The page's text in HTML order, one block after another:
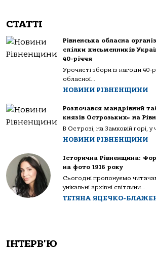
СТАТТІ
Рівненська обласна
спілки письменників
40-річчя
Урочисті збори із нагоди 40-
обласної...
НОВИНИ РІВНЕНЩИНИ
Розпочався мандрівний
князів Острозьких» на
В Острозі, на Замковій горі, у
НОВИНИ РІВНЕНЩИНИ
Історична Рівненщина:
на фото 1916 року
Сьогодні пропонуємо
унікальні архівні світлини...
ТЕТЯНА ЯЦЕЧКО-
ІНТЕРВ'Ю